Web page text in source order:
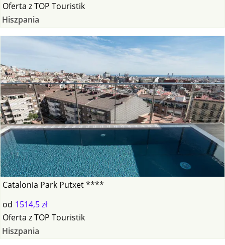
Oferta zTOP Touristik
Hiszpania
Catalonia Park Putxet ****
od 1514,5 zł
Oferta zTOP Touristik
Hiszpania